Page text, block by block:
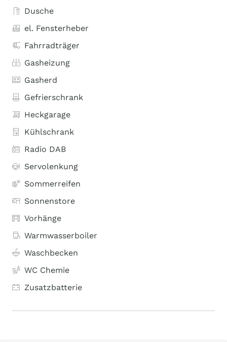
Dusche
el. Fensterheber
Fahrradträger
Gasheizung
Gasherd
Gefrierschrank
Heckgarage
Kühlschrank
Radio DAB
Servolenkung
Sommerreifen
Sonnenstore
Vorhänge
Warmwasserboiler
Waschbecken
WC Chemie
Zusatzbatterie